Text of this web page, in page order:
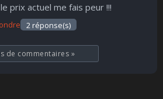
prix actuel me fais peur !!!
2 réponse(s)
de commentaires »